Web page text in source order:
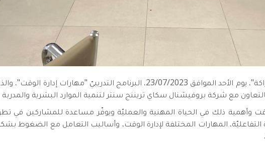
اختتم الاتحاد الفلسطيني لشركات الإقراض "شراكة"، يوم الأحد الموافق 23/07/2023، البرنامج
مع شركة بروفيشنال سكاي تريننج سنتر لتنمية الموارد البشرية
وأهمية ذلك في الحياة المهنية والعمليّة ويوفّر مساعدة للمشاركين في
المهارات المختلفة لإدارة الوقت، وأساليب التعامل مع الضغوط